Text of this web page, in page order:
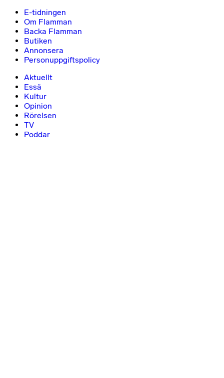
E-tidningen
Om Flamman
Backa Flamman
Butiken
Annonsera
Personuppgiftspolicy
Aktuellt
Essä
Kultur
Opinion
Rörelsen
TV
Poddar